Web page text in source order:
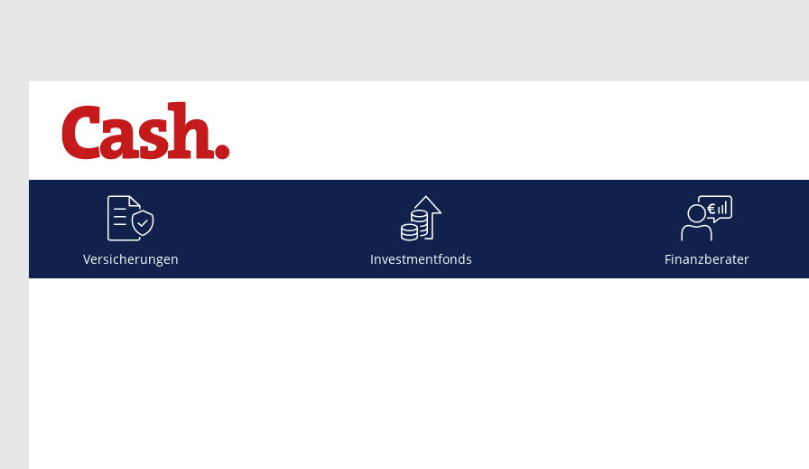
Versicherungen Investmentfonds Finanzberater